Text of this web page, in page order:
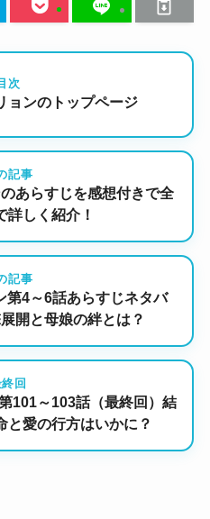
次
ョンのトップページ
記事
あらすじを感想付きで全
詳しく紹介！
記事
第4～6話あらすじネタバ
開と母娘の絆とは？
回
101～103話（最終回）結
と愛の行方はいかに？